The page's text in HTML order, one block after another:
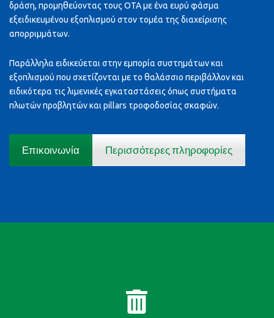
δράση, προμηθεύοντας τους ΟΤΑ με ένα ευρύ φάσμα
εξειδικευμένου εξοπλισμού στον τομέα της διαχείρισης
απορριμμάτων.
Παράλληλα ειδικεύεται στην εμπορία συστημάτων και
εξοπλισμού που σχετίζονται με το θαλάσσιο περιβάλλον και
ειδικότερα τις λιμενικές εγκαταστάσεις όπως συστήματα
πλωτών προβλητών και pillars τροφοδοσίας σκαφών.
Επικοινωνία Περισσότερες πληροφορίες